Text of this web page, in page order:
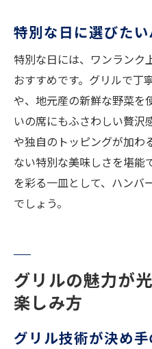
特別な日に選びた
特別な日には、ワンランク
おすすめです。グリルで丁
や、地元産の新鮮な野菜を
いの席にもふさわしい贅沢
や独自のトッピングが加わ
ない特別な美味しさを堪能
を彩る一皿として、ハンバ
でしょう。
グリルの魅力が
楽しみ方
グリル技術が決め